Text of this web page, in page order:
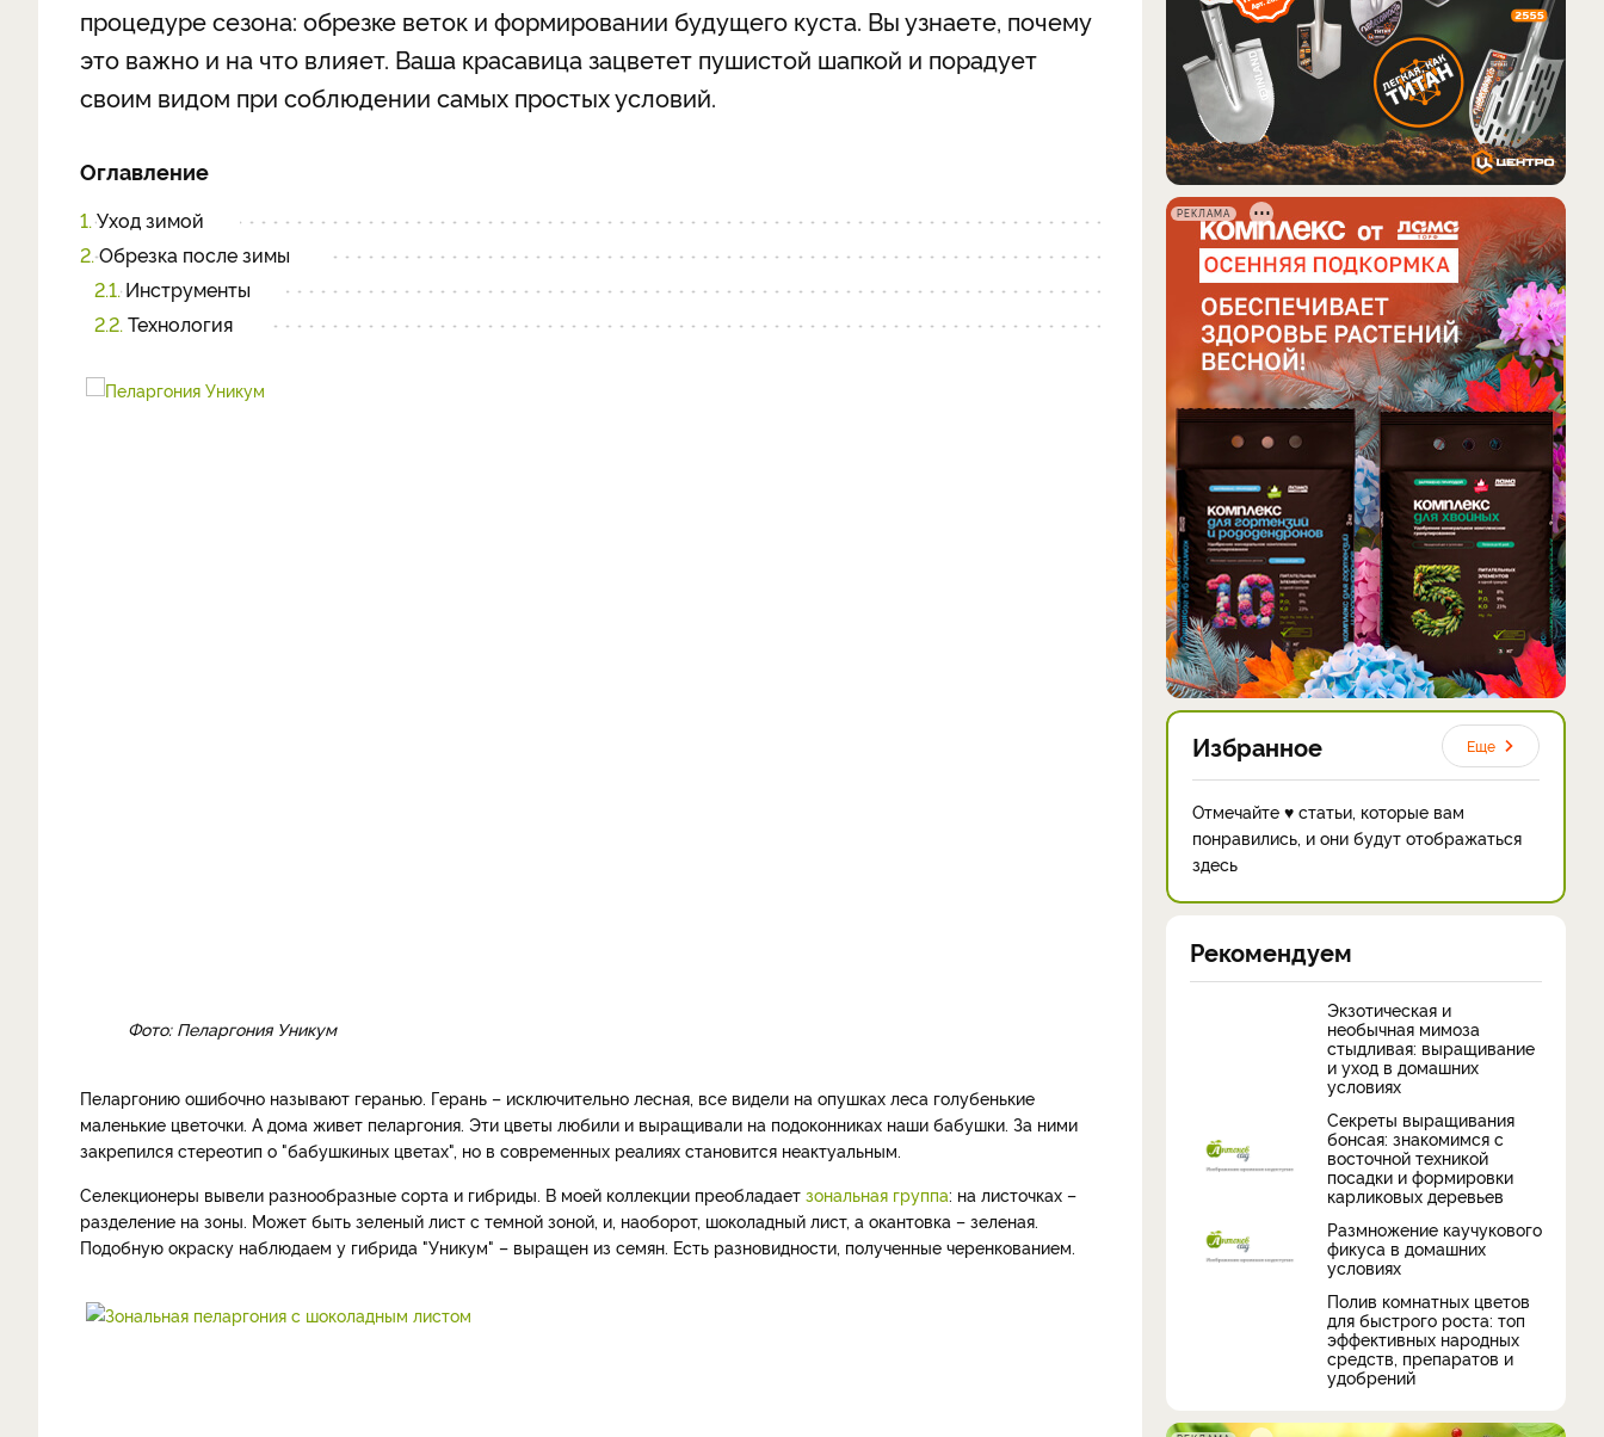
процедуре сезона: обрезке веток и формировании будущего куста. Вы узнаете, почему
это важно и на что влияет. Ваша красавица зацветет пушистой шапкой и порадует
своим видом при соблюдении самых простых условий.
Оглавление
1. Уход зимой
2. Обрезка после зимы
2.1. Инструменты
2.2. Технология
Фото: Пеларгония Уникум
Пеларгонию ошибочно называют геранью. Герань – исключительно лесная, все видели на опушках леса голубенькие
маленькие цветочки. А дома живет пеларгония. Эти цветы любили и выращивали на подоконниках наши бабушки. За ними
закрепился стереотип о "бабушкиных цветах", но в современных реалиях становится неактуальным.
Селекционеры вывели разнообразные сорта и гибриды. В моей коллекции преобладает зональная группа: на листочках –
разделение на зоны. Может быть зеленый лист с темной зоной, и, наоборот, шоколадный лист, а окантовка – зеленая.
Подобную окраску наблюдаем у гибрида "Уникум" – выращен из семян. Есть разновидности, полученные черенкованием.
РЕКЛАМА
Избранное Еще
Отмечайте ♥ статьи, которые вам
понравились, и они будут отображаться
здесь
Рекомендуем
Экзотическая и
необычная мимоза
стыдливая: выращивание
и уход в домашних
условиях
Секреты выращивания
бонсая: знакомимся с
восточной техникой
посадки и формировки
карликовых деревьев
Размножение каучукового
фикуса в домашних
условиях
Полив комнатных цветов
для быстрого роста: топ
эффективных народных
средств, препаратов и
удобрений